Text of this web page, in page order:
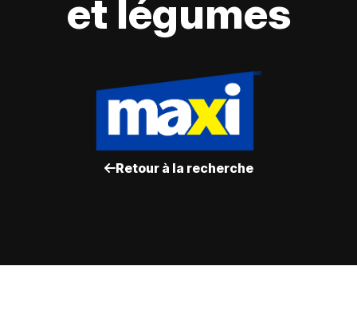
et légumes
Retour à la recherche